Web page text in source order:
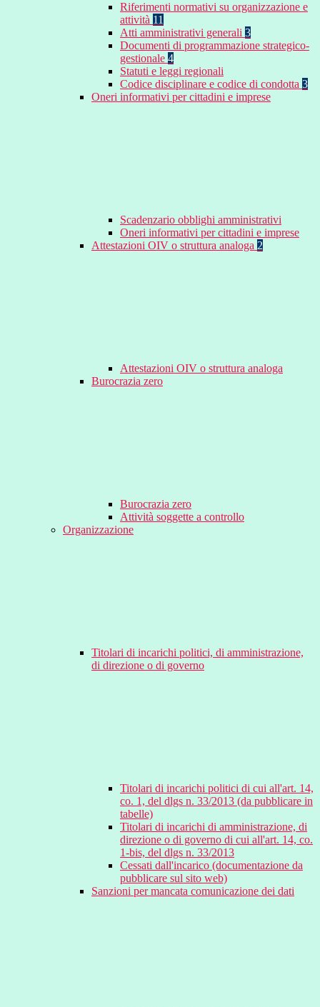
Riferimenti normativi su organizzazione e
attività 11
Atti amministrativi generali 3
Documenti di programmazione strategico-
gestionale 4
Statuti e leggi regionali
Codice disciplinare e codice di condotta 3
Oneri informativi per cittadini e imprese
Scadenzario obblighi amministrativi
Oneri informativi per cittadini e imprese
Attestazioni OIV o struttura analoga 2
Attestazioni OIV o struttura analoga
Burocrazia zero
Burocrazia zero
Attività soggette a controllo
Organizzazione
Titolari di incarichi politici, di amministrazione,
di direzione o di governo
Titolari di incarichi politici di cui all'art. 14,
co. 1, del dlgs n. 33/2013 (da pubblicare in
tabelle)
Titolari di incarichi di amministrazione, di
direzione o di governo di cui all'art. 14, co.
1-bis, del dlgs n. 33/2013
Cessati dall'incarico (documentazione da
pubblicare sul sito web)
Sanzioni per mancata comunicazione dei dati